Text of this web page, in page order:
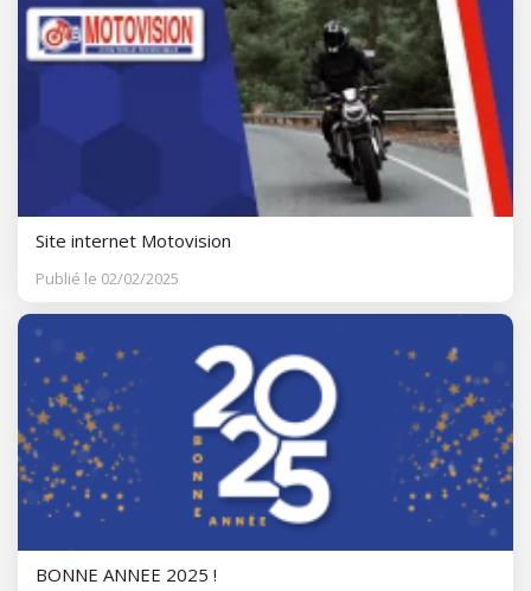
Site internet Motovision
Publié le 02/02/2025
BONNE ANNEE 2025 !